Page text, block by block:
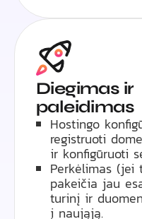
Diegimas ir
paleidimas
Hostingo
registruoti
ir konfigūruoti
Perkėlimas (jei
pakeičia jau
turinį ir
į naująją.